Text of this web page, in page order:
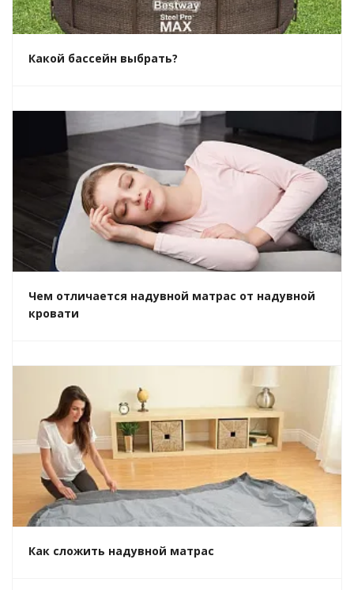
Какой бассейн выбрать?
Чем отличается надувной матрас от надувной
кровати
Как сложить надувной матрас